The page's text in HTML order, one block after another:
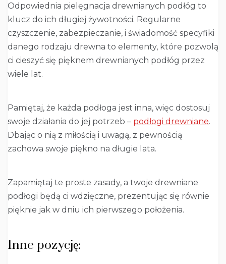
Odpowiednia pielęgnacja drewnianych podłóg to
klucz do ich długiej żywotności. Regularne
czyszczenie, zabezpieczanie, i świadomość specyfiki
danego rodzaju drewna to elementy, które pozwolą
ci cieszyć się pięknem drewnianych podłóg przez
wiele lat.
Pamiętaj, że każda podłoga jest inna, więc dostosuj
swoje działania do jej potrzeb – podłogi drewniane.
Dbając o nią z miłością i uwagą, z pewnością
zachowa swoje piękno na długie lata.
Zapamiętaj te proste zasady, a twoje drewniane
podłogi będą ci wdzięczne, prezentując się równie
pięknie jak w dniu ich pierwszego położenia.
Inne pozycję: